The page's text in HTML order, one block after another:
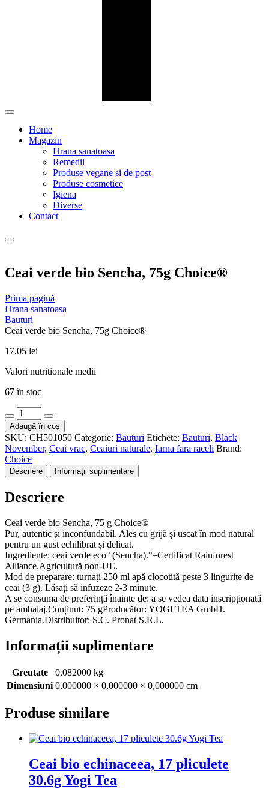
Home
Magazin
Hrana sanatoasa
Remedii
Produse vegane si de post
Produse cosmetice
Igiena
Diverse
Contact
Ceai verde bio Sencha, 75g Choice®
Prima pagină
Hrana sanatoasa
Bauturi
Ceai verde bio Sencha, 75g Choice®
17,05 lei
Valori nutritionale medii
67 în stoc
Cantitate
Ceai
verde
bio
Sencha,
75g
Choice®
Adaugă în coș
SKU: CH501050 Categorie: Bauturi Etichete: Bauturi, Black
November, Ceai vrac, Ceaiuri naturale, Iarna fara raceli Brand:
Choice
Descriere Informații suplimentare
Descriere
Ceai verde bio Sencha, 75 g Choice®
Pur, autentic și inconfundabil. Ales cu grijă și uscat în mod natural
pentru un gust echilibrat și delicat.
Ingrediente: ceai verde eco° (Sencha).°=Certificat Rainforest
Alliance.Agricultură non-UE.
Mod de preparare: turnați 250 ml apă clocotită peste 3 lingurițe de
ceai (3 g). Lăsați să infuzeze 2-3 minute.
A se consuma de preferință înainte de: a se vedea data inscripționată
pe ambalaj.Conținut: 75 gProducător: YOGI TEA GmbH.
Germania.Distribuitor: S.C. Pronat S.R.L.
Informații suplimentare
Greutate
0,082000 kg
Dimensiuni 0,000000 × 0,000000 × 0,000000 cm
Produse similare
Ceai bio echinaceea, 17 pliculete
30.6g Yogi Tea